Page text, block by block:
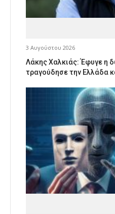
3 Αυγούστου 2026
Λάκης Χαλκιάς: Έφυγε η
τραγούδησε την Ελλάδα